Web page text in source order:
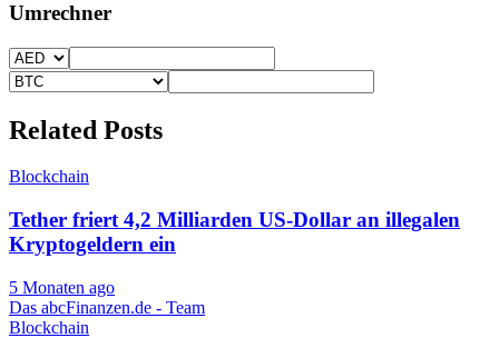
Umrechner
Related Posts
Blockchain
Tether friert 4,2 Milliarden US-Dollar an illegalen
Kryptogeldern ein
5 Monaten ago
Das abcFinanzen.de - Team
Blockchain